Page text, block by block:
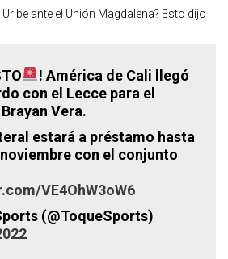
ante el Unión Magdalena? Esto dijo
! América de Cali llegó
con el Lecce para el
Vera.
estará a préstamo hasta
con el conjunto
VE4OhW3oW6
(@ToqueSports)